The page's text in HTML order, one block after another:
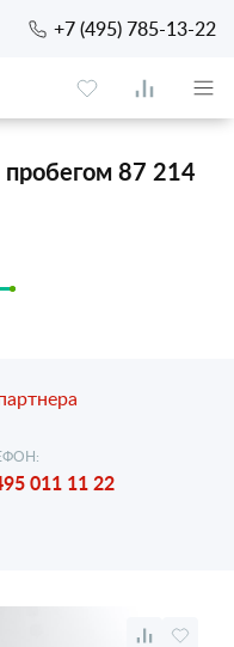
+7 (495) 785-13-22
пробегом 87 214
011 11 22